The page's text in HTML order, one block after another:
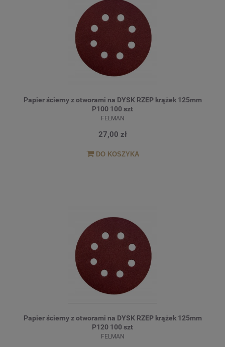
Papier ścierny z otworami na DYSK RZEP krążek 125mm
P100 100 szt
FELMAN
27,00 zł
DO KOSZYKA
Papier ścierny z otworami na DYSK RZEP krążek 125mm
P120 100 szt
FELMAN